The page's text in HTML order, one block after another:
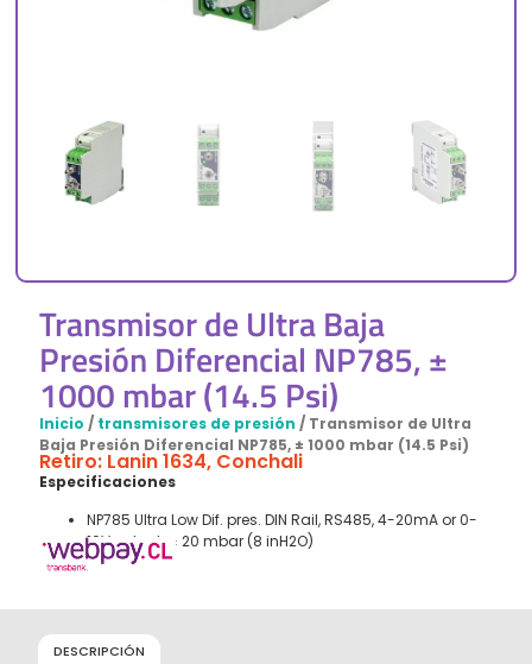
Transmisor de Ultra Baja
Presión Diferencial NP785, ±
1000 mbar (14.5 Psi)
Inicio / transmisores de presión / Transmisor de Ultra
Baja Presión Diferencial NP785, ± 1000 mbar (14.5 Psi)
Retiro: Lanin 1634, Conchali
Especificaciones
NP785 Ultra Low Dif. pres. DIN Rail, RS485, 4-20mA or 0-
10V output, ± 20 mbar (8 inH2O)
DESCRIPCIÓN